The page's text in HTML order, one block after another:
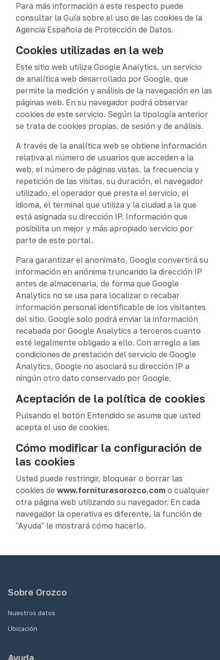
Para más información a este respecto puede
consultar la Guía sobre el uso de las cookies de la
Agencia Española de Protección de Datos.
Cookies utilizadas en la web
Este sitio web utiliza Google Analytics, un servicio
de analítica web desarrollado por Google, que
permite la medición y análisis de la navegación en las
páginas web. En su navegador podrá observar
cookies de este servicio. Según la tipología anterior
se trata de cookies propias, de sesión y de análisis.
A través de la analítica web se obtiene información
relativa al número de usuarios que acceden a la
web, el número de páginas vistas, la frecuencia y
repetición de las visitas, su duración, el navegador
utilizado, el operador que presta el servicio, el
idioma, el terminal que utiliza y la ciudad a la que
está asignada su dirección IP. Información que
posibilita un mejor y más apropiado servicio por
parte de este portal.
Para garantizar el anonimato, Google convertirá su
información en anónima truncando la dirección IP
antes de almacenarla, de forma que Google
Analytics no se usa para localizar o recabar
información personal identificable de los visitantes
del sitio. Google solo podrá enviar la información
recabada por Google Analytics a terceros cuanto
esté legalmente obligado a ello. Con arreglo a las
condiciones de prestación del servicio de Google
Analytics, Google no asociará su dirección IP a
ningún otro dato conservado por Google.
Aceptación de la política de cookies
Pulsando el botón Entendido se asume que usted
acepta el uso de cookies.
Cómo modificar la configuración de
las cookies
Usted puede restringir, bloquear o borrar las
cookies de www.forniturasorozco.com o cualquier
otra página web utilizando su navegador. En cada
navegador la operativa es diferente, la función de
"Ayuda" le mostrará cómo hacerlo.
Sobre Orozco
Nuestros datos
Ubicación
Ayuda